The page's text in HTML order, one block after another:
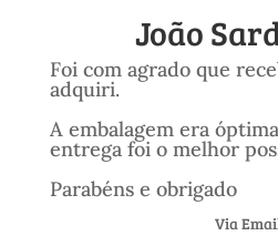
João
Foi com agrado que
adquiri.
A embalagem era
entrega foi o melhor
Parabéns e obrigado
Via